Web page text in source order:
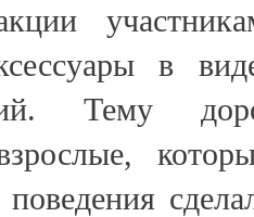
в
Тему
поведения